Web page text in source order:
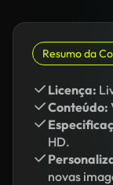
Resumo da
Licença:
Conteúdo:
HD.
novas